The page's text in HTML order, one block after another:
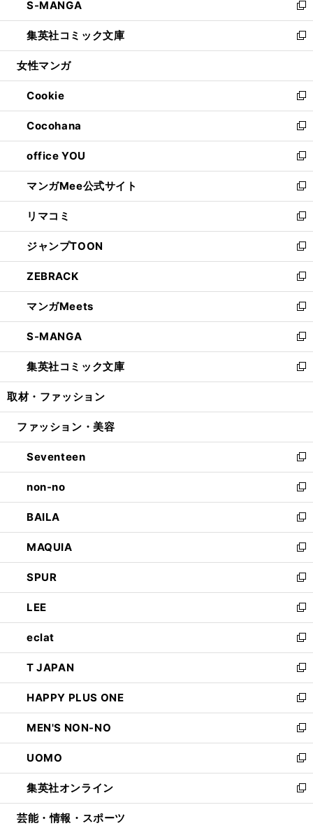
く
で
開
く
ド
ウ
で
開
ィ
ン
ド
ウ
開
く
い
ウ
ィ
ン
ウ
で
開
く
S-MANGA
新
し
い
ウ
ン
ド
ウ
で
開
く
集英社コミック文庫
新
し
ウ
ィ
ン
ド
ウ
で
開
く
女性マンガ
Cookie
新
し
い
ウ
ィ
ン
ド
ウ
で
開
く
Cocohana
新
し
い
ウ
ィ
ン
ド
ウ
で
開
く
office YOU
新
し
い
ウ
ィ
ン
ド
ウ
で
開
く
マンガMee公式サイト
新
し
い
ウ
ィ
ン
ド
ウ
で
開
く
リマコミ
新
し
い
ウ
ィ
ン
ド
ウ
で
開
く
ジャンプTOON
新
し
い
ウ
ィ
ン
ド
ウ
で
開
ZEBRACK
新
し
い
ウ
ィ
ン
ド
ウ
開
マンガMeets
新
し
い
ウ
ィ
ン
ウ
開
く
S-MANGA
新
し
い
ウ
ン
ウ
で
開
く
集英社コミック文庫
新
し
ウ
ン
ド
ウ
で
開
く
取材・ファッション
ファッション・美容
Seventeen
新
し
い
ウ
ィ
ン
ド
ウ
で
開
く
non-no
新
し
い
ウ
ィ
ン
ド
ウ
で
開
く
BAILA
新
し
い
ウ
ィ
ン
ド
ウ
で
開
く
MAQUIA
新
し
い
ウ
ィ
ン
ド
ウ
で
開
く
SPUR
新
し
い
ウ
ィ
ン
ド
ウ
で
開
く
LEE
新
し
い
ウ
ィ
ン
ド
ウ
で
開
く
eclat
新
し
い
ウ
ィ
ン
ド
ウ
で
開
く
T JAPAN
新
し
い
ウ
ィ
ン
ド
ウ
で
開
HAPPY PLUS ONE
新
し
い
ウ
ィ
ン
ド
ウ
MEN'S NON-NO
新
し
い
ウ
ィ
ン
UOMO
新
し
い
ウ
集英社オンライン
新
し
芸能・情報・スポーツ